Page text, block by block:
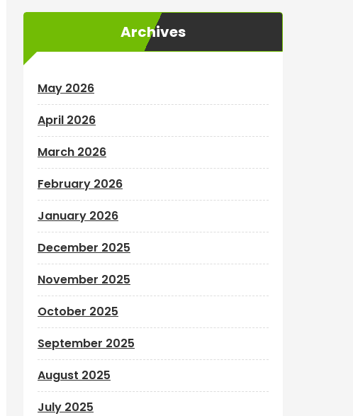
Archives
May 2026
April 2026
March 2026
February 2026
January 2026
December 2025
November 2025
October 2025
September 2025
August 2025
July 2025